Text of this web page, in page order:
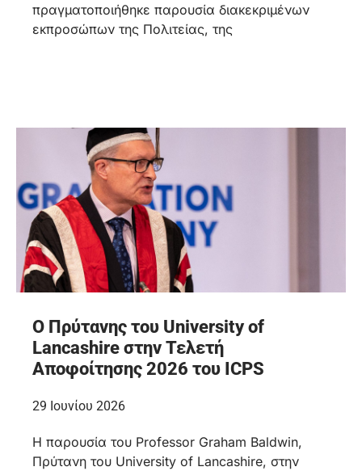
πραγματοποιήθηκε παρουσία διακεκριμένων
εκπροσώπων της Πολιτείας, της
Ο Πρύτανης του University of
Lancashire στην Τελετή
Αποφοίτησης 2026 του ICPS
29 Ιουνίου 2026
Η παρουσία του Professor Graham Baldwin,
Πρύτανη του University of Lancashire, στην